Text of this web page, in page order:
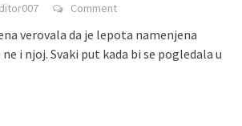
Comment
verovala da je lepota namenjena
i njoj. Svaki put kada bi se pogledala u